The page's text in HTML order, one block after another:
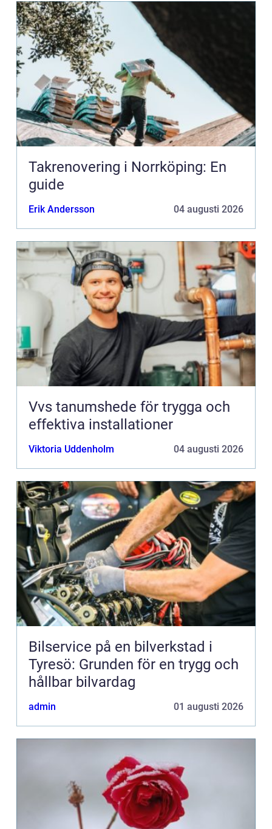
Takrenovering i Norrköping: En
guide
Erik Andersson 04 augusti 2026
Vvs tanumshede för trygga och
effektiva installationer
Viktoria Uddenholm 04 augusti 2026
Bilservice på en bilverkstad i
Tyresö: Grunden för en trygg och
hållbar bilvardag
admin 01 augusti 2026